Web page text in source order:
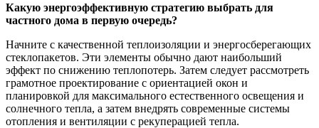
Какую энергоэффективную стратегию выбрать для
частного дома в первую очередь?
Начните с качественной теплоизоляции и энергосберегающих
стеклопакетов. Эти элементы обычно дают наибольший
эффект по снижению теплопотерь. Затем следует рассмотреть
грамотное проектирование с ориентацией окон и
планировкой для максимального естественного освещения и
солнечного тепла, а затем внедрять современные системы
отопления и вентиляции с рекуперацией тепла.